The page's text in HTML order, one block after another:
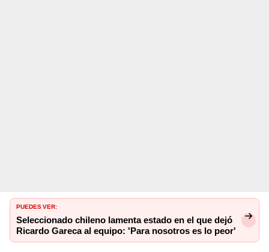
PUEDES VER:
Seleccionado chileno lamenta estado en el que dejó
Ricardo Gareca al equipo: 'Para nosotros es lo peor'